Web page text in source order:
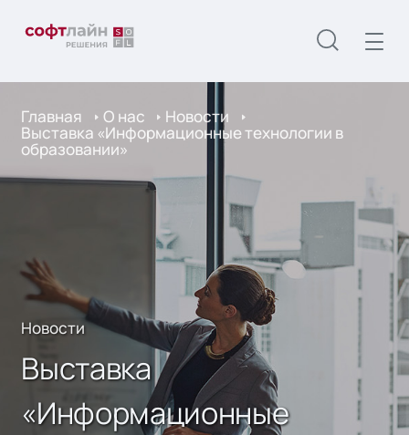
Главная О нас Новости
Выставка «Информационные технологии в
образовании»
Новости
Выставка
«Информационные